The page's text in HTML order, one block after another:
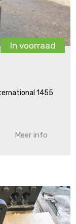
In voorraad
1455
Meer info